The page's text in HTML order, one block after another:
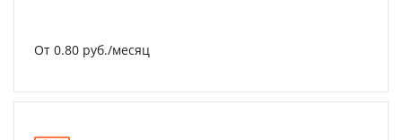
От 0.80 руб./месяц